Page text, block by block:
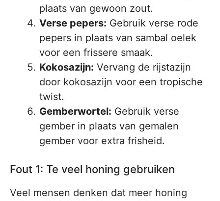
plaats van gewoon zout.
Verse pepers: Gebruik verse rode
pepers in plaats van sambal oelek
voor een frissere smaak.
Kokosazijn: Vervang de rijstazijn
door kokosazijn voor een tropische
twist.
Gemberwortel: Gebruik verse
gember in plaats van gemalen
gember voor extra frisheid.
Fout 1: Te veel honing gebruiken
Veel mensen denken dat meer honing